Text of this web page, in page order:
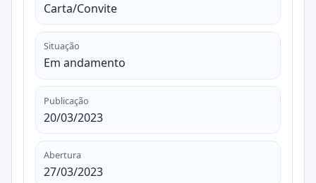
Carta/Convite
Situação
Em andamento
Publicação
20/03/2023
Abertura
27/03/2023